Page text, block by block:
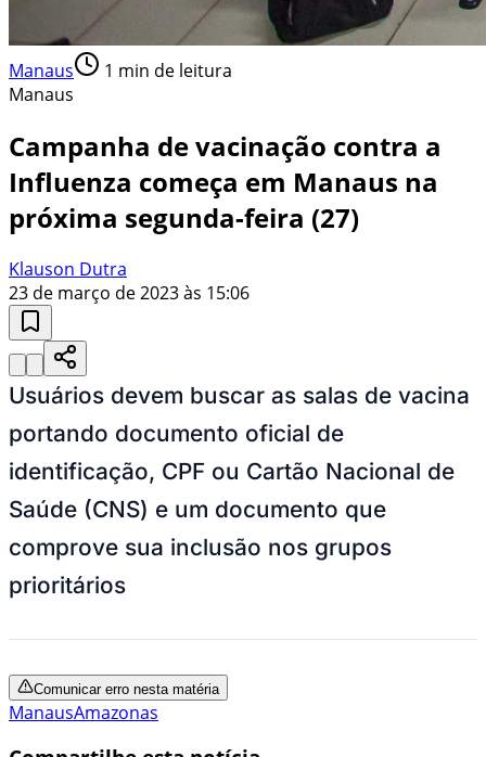
Manaus 1 min de leitura
Manaus
Campanha de vacinação contra a
Influenza começa em Manaus na
próxima segunda-feira (27)
Klauson Dutra
23 de março de 2023 às 15:06
Usuários devem buscar as salas de vacina
portando documento oficial de
identificação, CPF ou Cartão Nacional de
Saúde (CNS) e um documento que
comprove sua inclusão nos grupos
prioritários
Comunicar erro nesta matéria
ManausAmazonas